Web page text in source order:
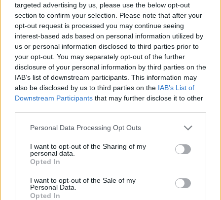
targeted advertising by us, please use the below opt-out
section to confirm your selection. Please note that after your
opt-out request is processed you may continue seeing
interest-based ads based on personal information utilized by
us or personal information disclosed to third parties prior to
your opt-out. You may separately opt-out of the further
disclosure of your personal information by third parties on the
IAB’s list of downstream participants. This information may
also be disclosed by us to third parties on the IAB’s List of
Downstream Participants that may further disclose it to other
Personal Data Processing Opt Outs
I want to opt-out of the Sharing of my
personal data.
Opted In
I want to opt-out of the Sale of my
Personal Data.
Opted In